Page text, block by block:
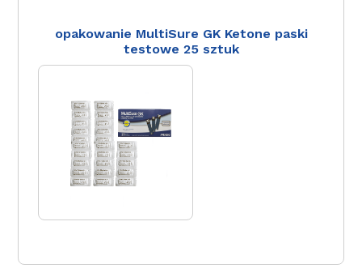
opakowanie MultiSure GK Ketone paski
testowe 25 sztuk